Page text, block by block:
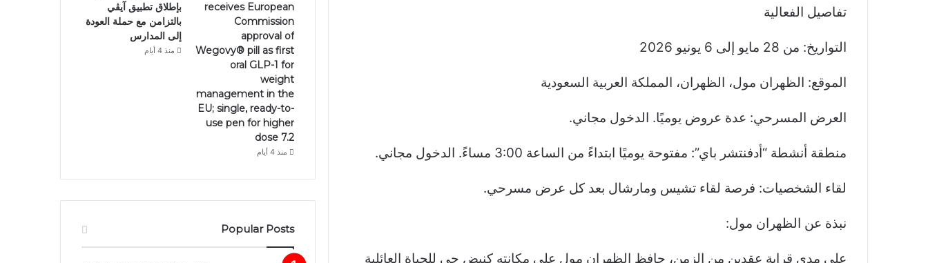
تفاصيل الفعالية
التواريخ: من 28 مايو إلى 6 يونيو 2026
الموقع: الظهران مول، الظهران، المملكة العربية السعودية
العرض المسرحي: عدة عروض يوميًا. الدخول مجاني.
منطقة أنشطة “أدفنتشر باي”: مفتوحة يوميًا ابتداءً من الساعة 3:00 مساءً. الدخول مجاني.
لقاء الشخصيات: فرصة لقاء تشيس ومارشال بعد كل عرض مسرحي.
نبذة عن الظهران مول:
على مدى قرابة عقدين من الزمن، حافظ الظهران مول على مكانته كنبضٍ حي للحياة العائلية
receives European
Commission
approval of
Wegovy®️ pill as first
oral GLP-1 for
weight
management in the
EU; single, ready-to-
use pen for higher
dose 7.2
منذ 4 أيام
بإطلاق تطبيق آيڤي
بالتزامن مع حملة العودة
إلى المدارس
منذ 4 أيام
Popular Posts